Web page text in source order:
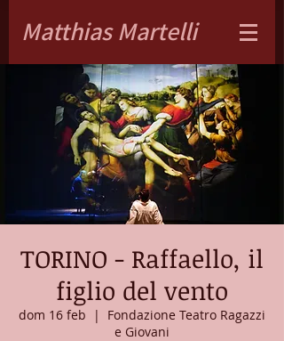
Matthias Martelli
TORINO - Raffaello, il
figlio del vento
dom 16 feb
  |
Fondazione Teatro Ragazzi
e Giovani